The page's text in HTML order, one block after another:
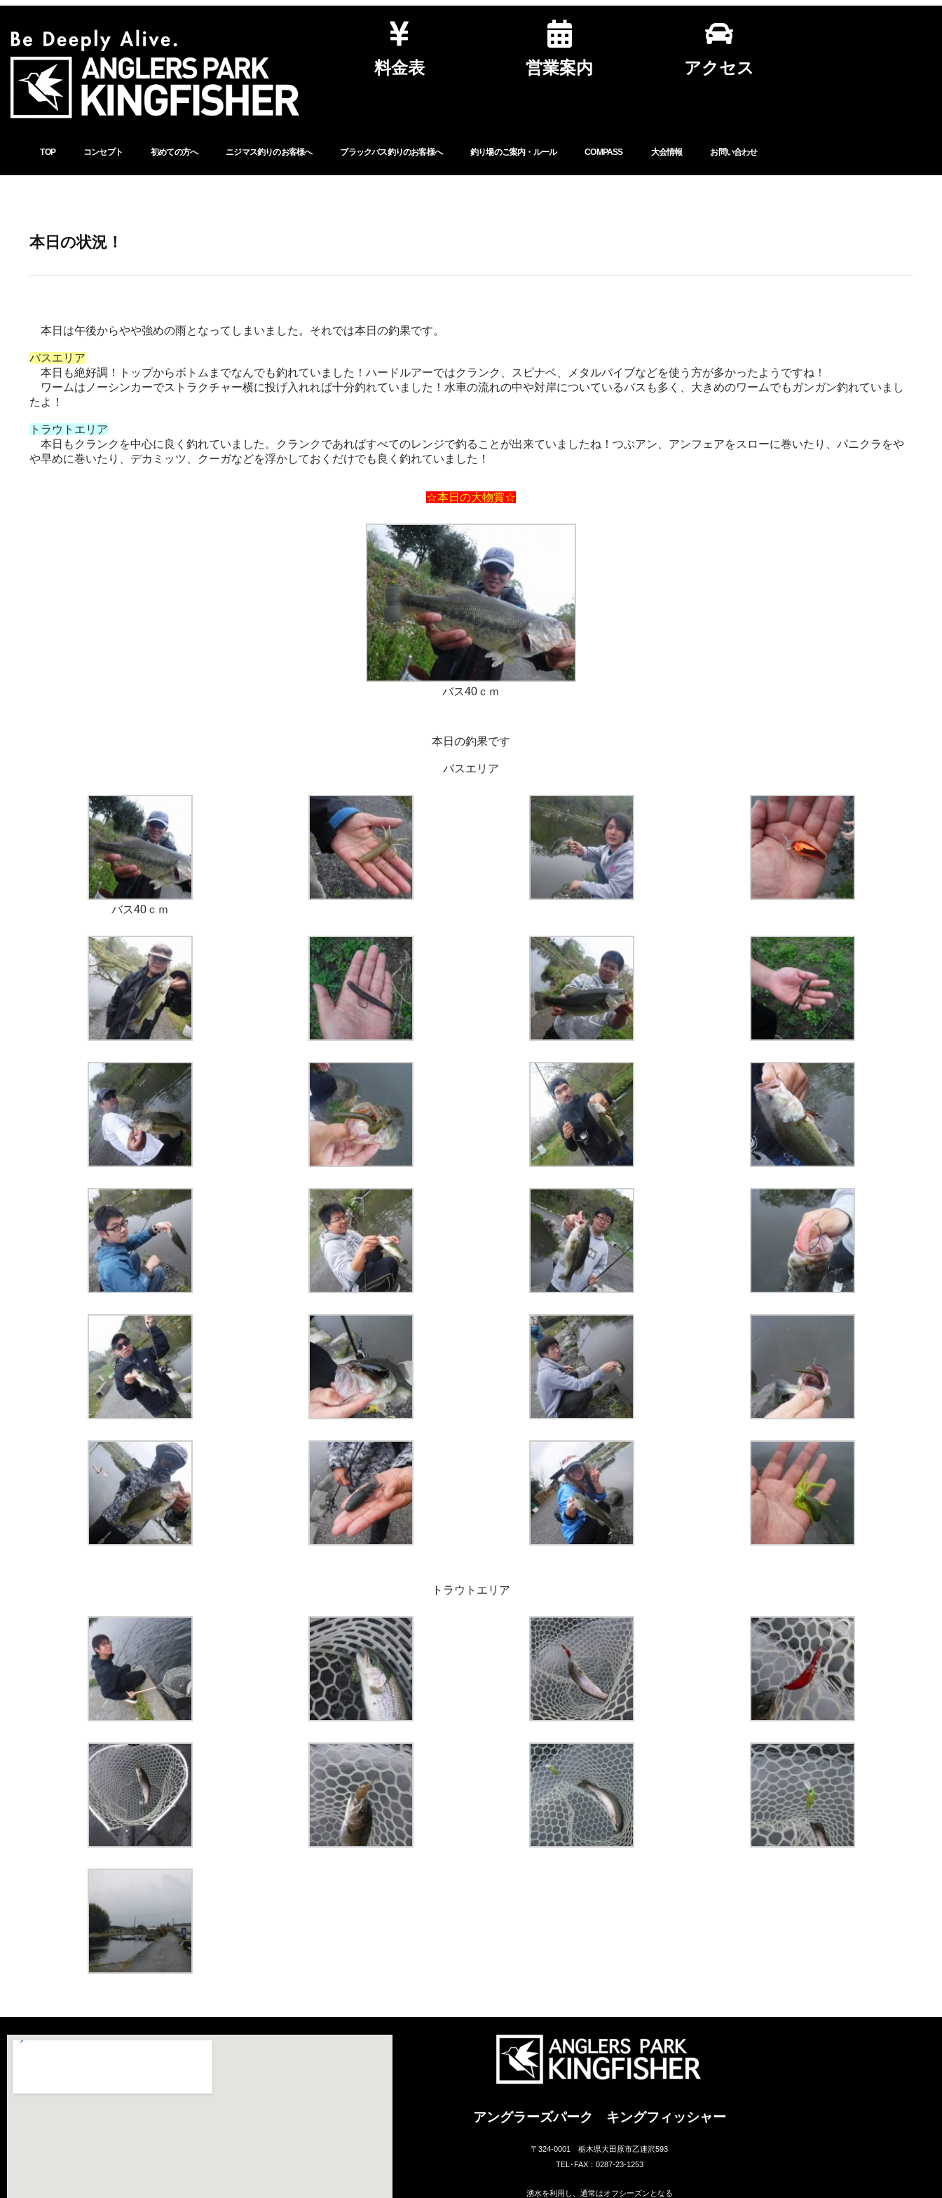
料金表 営業案内 アクセス
TOP コンセプト 初めての方へ ニジマス釣りのお客様へ ブラックバス釣りのお客様へ 釣り場のご案内・ルール COMPASS 大会情報 お問い合わせ
本日の状況！
本日は午後からやや強めの雨となってしまいました。それでは本日の釣果です。
バスエリア
本日も絶好調！トップからボトムまでなんでも釣れていました！ハードルアーではクランク、スピナベ、メタルバイブなどを使う方が多かったようですね！
ワームはノーシンカーでストラクチャー横に投げ入れれば十分釣れていました！水車の流れの中や対岸についているバスも多く、大きめのワームでもガンガン釣れていまし
たよ！
トラウトエリア
本日もクランクを中心に良く釣れていました。クランクであればすべてのレンジで釣ることが出来ていましたね！つぶアン、アンフェアをスローに巻いたり、パニクラをや
や早めに巻いたり、デカミッツ、クーガなどを浮かしておくだけでも良く釣れていました！
☆本日の大物賞☆
バス40ｃｍ
本日の釣果です
バスエリア
バス40ｃｍ
トラウトエリア
アングラーズパーク キングフィッシャー
〒324-0001 栃木県大田原市乙連沢593
TEL･FAX：0287-23-1253
湧水を利用し、通常はオフシーズンとなる